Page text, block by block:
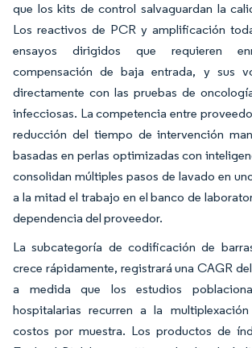
que los kits de control salvaguardan la
Los reactivos de PCR y amplificación
ensayos dirigidos que requieren
compensación de baja entrada, y sus
directamente con las pruebas de
infecciosas. La competencia entre
reducción del tiempo de intervención
basadas en perlas optimizadas con
consolidan múltiples pasos de lavado en
a la mitad el trabajo en el banco de
dependencia del proveedor.
La subcategoría de codificación de
crece rápidamente, registrará una CAGR
a medida que los estudios
hospitalarias recurren a la
costos por muestra. Los productos de